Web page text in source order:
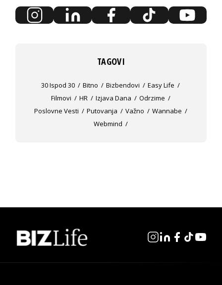
TAGOVI
30 Ispod 30 Bitno Bizbendovi
Easy Life
Filmovi
HR Izjava Dana
Odrzime
Poslovne Vesti
Putovanja Važno
Wannabe
Webmind